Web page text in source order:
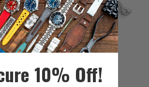
10% Off!